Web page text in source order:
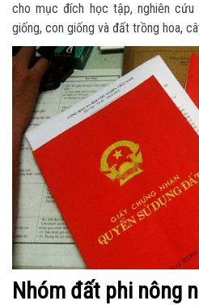
cho mục đích học tập, nghiên
giống, con giống và đất trồng hoa,
Nhóm đất phi nông